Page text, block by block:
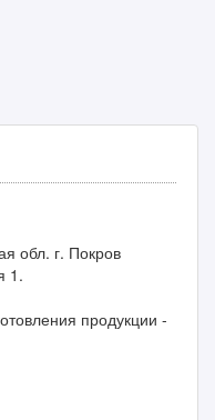
обл. г. Покров
1.
продукции -